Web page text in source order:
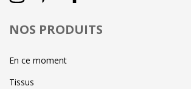
NOS PRODUITS
En ce moment
Tissus